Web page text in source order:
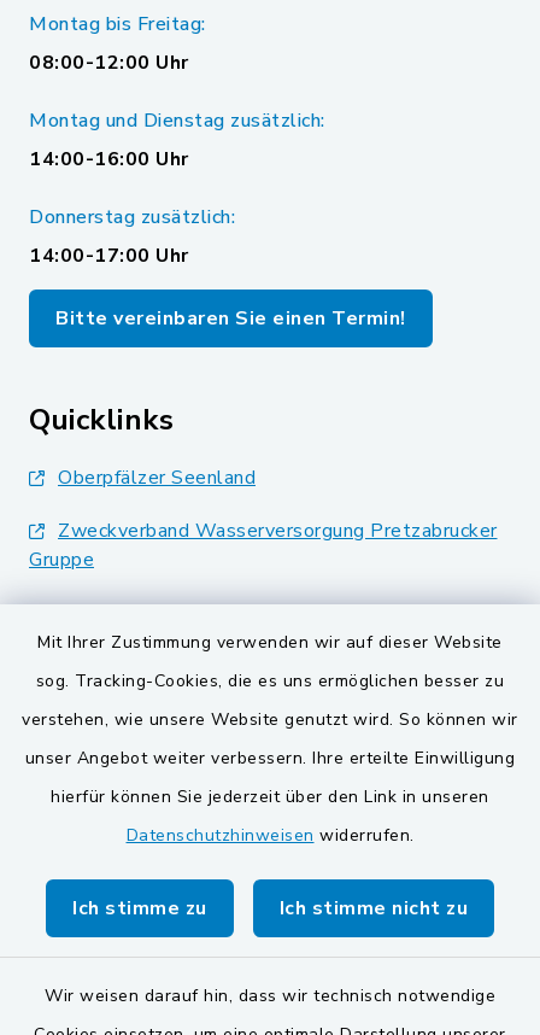
Mit Ihrer Zustimmung verwenden wir auf dieser Website
sog. Tracking-Cookies, die es uns ermöglichen besser zu
verstehen, wie unsere Website genutzt wird. So können wir
unser Angebot weiter verbessern. Ihre erteilte Einwilligung
hierfür können Sie jederzeit über den Link in unseren
Datenschutzhinweisen widerrufen.
Ich stimme zu Ich stimme nicht zu
Wir weisen darauf hin, dass wir technisch notwendige
Montag bis Freitag:
08:00-12:00 Uhr
Montag und Dienstag zusätzlich:
14:00-16:00 Uhr
Donnerstag zusätzlich:
14:00-17:00 Uhr
Bitte vereinbaren Sie einen Termin!
Quicklinks
Oberpfälzer Seenland
Zweckverband Wasserversorgung Pretzabrucker
Gruppe
Landkreis Schwandorf
VG und Gemeinden
Gemeinde Schwarzach bei Nabburg
Gemeinde Stulln
Verwaltungsgemeinschaft Schwarzenfeld